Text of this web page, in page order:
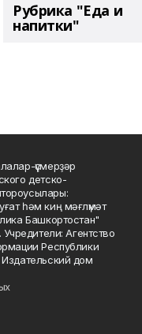
Рубрика "Еда и
напитки"
үҫмерҙәр
детско-
һәм киң мәғлүмәт
Башкортостан"
Агентство
Республики
дом